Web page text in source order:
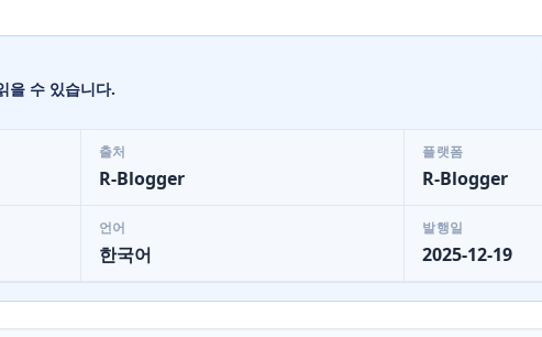
을 수 있습니다.
출처
R-Blogger
플랫폼
R-Blogger
언어
한국어
발행일
2025-12-19